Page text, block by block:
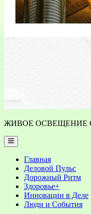
ЖИВОЕ ОСВЕЩЕНИЕ
Main
Menu
Главная
Деловой Пульс
Дорожный Ритм
Здоровье+
Инновации в Деле
Люди и События